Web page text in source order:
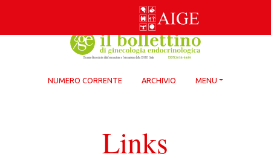
NUMERO CORRENTE ARCHIVIO MENU
Links